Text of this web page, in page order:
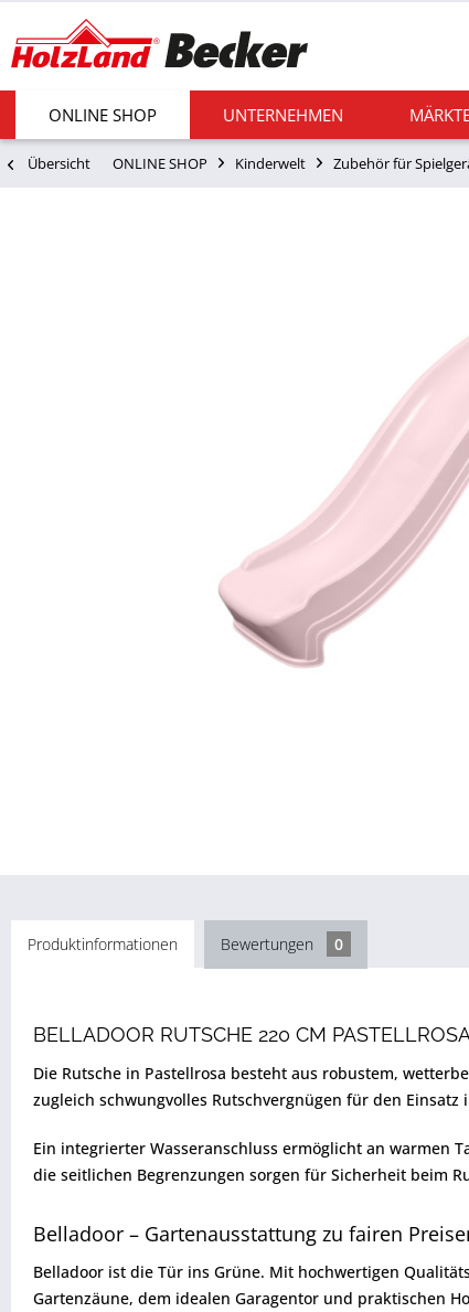
ONLINE SHOP UNTERNEHMEN
Übersicht ONLINE SHOP Kinderwelt Zubehör für
Produktinformationen Bewertungen 0
BELLADOOR RUTSCHE 220 CM
Die Rutsche in Pastellrosa besteht aus robustem,
zugleich schwungvolles Rutschvergnügen für den Einsatz
Ein integrierter Wasseranschluss ermöglicht an warmen
die seitlichen Begrenzungen sorgen für Sicherheit beim
Belladoor – Gartenausstattung zu fairen
Belladoor ist die Tür ins Grüne. Mit hochwertigen
Gartenzäune, dem idealen Garagentor und praktischen